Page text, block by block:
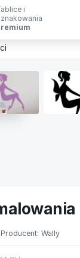
i
Producent: Wally